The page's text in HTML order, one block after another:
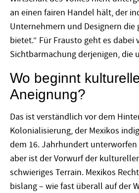
an einen fairen Handel hält, der
Unternehmern und Designern die
bietet.“ Für Frausto geht es dabei
Sichtbarmachung derjenigen, die
Wo beginnt
Aneignung?
Das ist verständlich vor dem
Kolonialisierung, der Mexikos
dem 16. Jahrhundert
aber ist der Vorwurf der
schwieriges Terrain. Mexikos
bislang – wie fast überall auf der